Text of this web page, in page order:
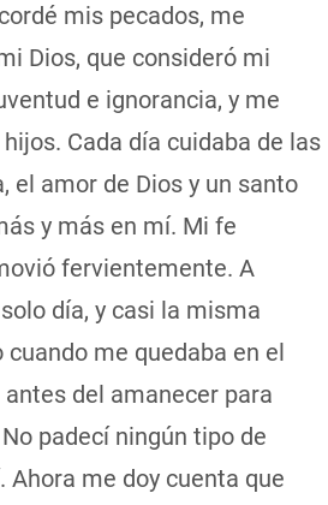
mis pecados, me
Dios, que consideró mi
e ignorancia, y me
Cada día cuidaba de las
el amor de Dios y un santo
y más en mí. Mi fe
fervientemente. A
día, y casi la misma
me quedaba en el
del amanecer para
padecí ningún tipo de
me doy cuenta que